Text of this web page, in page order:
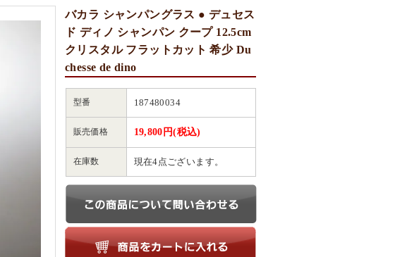
バカラ シャンパングラス ● デュセス
ド ディノ シャンパン クープ 12.5cm
クリスタル フラットカット 希少 Du
chesse de dino
型番 187480034
販売価格 19,800円(税込)
在庫数 現在4点ございます。